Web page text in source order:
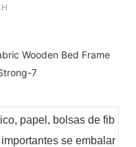
papel, bolsas de fib
se embalar